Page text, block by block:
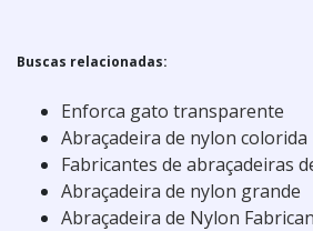
Buscas relacionadas:
Enforca gato transparente
Abraçadeira de nylon colorida
Fabricantes de abraçadeiras
Abraçadeira de nylon grande
Abraçadeira de Nylon